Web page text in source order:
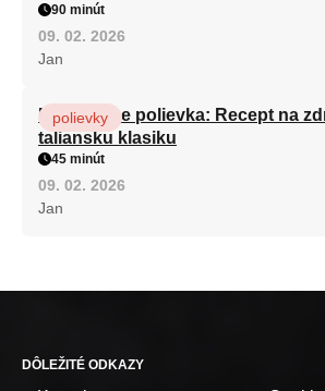
90 minút
09. 02. 2026
Jan
Minestrone polievka: Recept na
taliansku klasiku
polievky
45 minút
09. 02. 2026
Jan
DÔLEŽITÉ ODKAZY